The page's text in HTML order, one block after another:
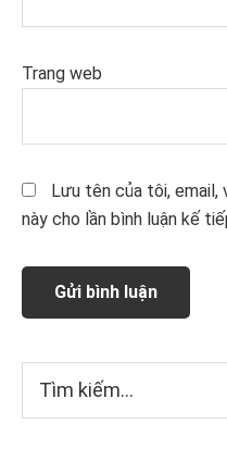
Trang web
Lưu tên của tôi,
này cho lần bình luận kế
Sidebar
chính
kiếm...